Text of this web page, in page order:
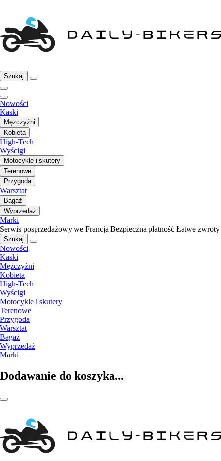
Szukaj
Nowości
Kaski
Mężczyźni
Kobieta
High-Tech
Wyścigi
Motocykle i skutery
Terenowe
Przygoda
Warsztat
Bagaż
Wyprzedaż
Marki
Serwis posprzedażowy we Francja Bezpieczna płatność Łatwe zwroty
Szukaj
Nowości
Kaski
Mężczyźni
Kobieta
High-Tech
Wyścigi
Motocykle i skutery
Terenowe
Przygoda
Warsztat
Bagaż
Wyprzedaż
Marki
Dodawanie do koszyka...